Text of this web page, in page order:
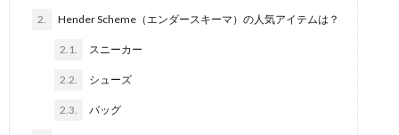
2. Hender Scheme（エンダースキーマ）の人気アイテムは？
2.1. スニーカー
2.2. シューズ
2.3. バッグ